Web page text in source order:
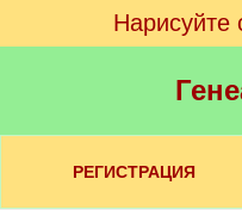
Нарисуйте
РЕГИСТРАЦИЯ